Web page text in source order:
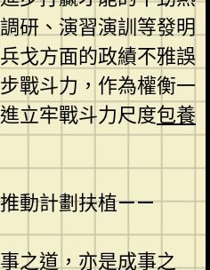
研、演習演訓等發明
戈方面的政績不雅誤
戰斗力，作為權衡一
立牢戰斗力尺度包養
動計劃扶植——
之道，亦是成事之